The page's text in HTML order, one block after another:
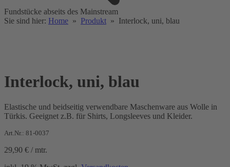
Fundstücke abseits des Mainstream
Sie sind hier: Home » Produkt » Interlock, uni, blau
Interlock, uni, blau
Elastische und beidseitig verwendbare Maschenware aus Wolle in
Türkis. Geeignet z.B. für Shirts, Longsleeves und Kleider.
Art.Nr.: 81-0037
29,90 € / mtr.